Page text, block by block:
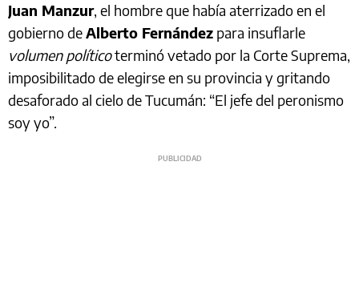
Juan Manzur, el hombre que había aterrizado en el
gobierno deAlberto Fernández para insuflarle
volumen políticoterminó vetado por la Corte Suprema,
imposibilitado de elegirse en su provincia y gritando
desaforado al cielo de Tucumán: “El jefe del peronismo
soy yo”.